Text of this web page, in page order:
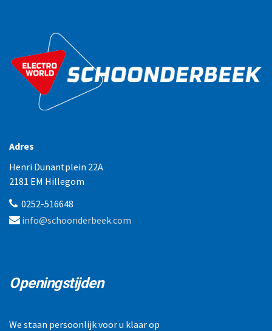
Adres
Henri Dunantplein 22A
2181 EM Hillegom
0252-516648
info@schoonderbeek.com
Openingstijden
We staan persoonlijk voor u klaar op